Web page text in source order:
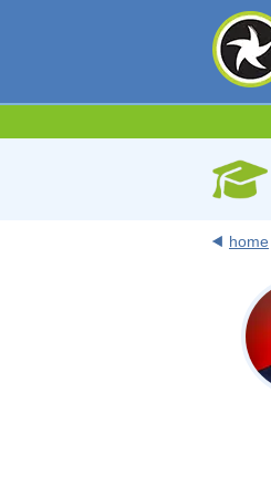
home